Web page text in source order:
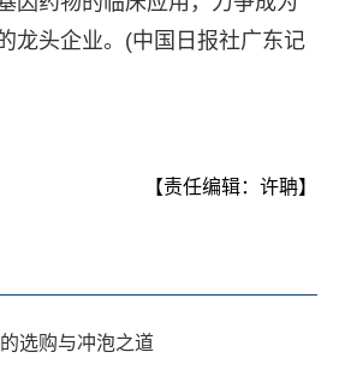
龙头企业。(中国日报社广东记
【责任编辑：许聃】
选购与冲泡之道